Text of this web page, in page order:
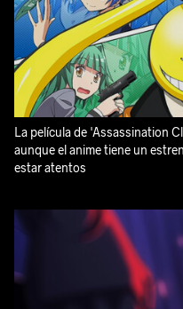
La película de 'Assassination
aunque el anime tiene un
estar atentos